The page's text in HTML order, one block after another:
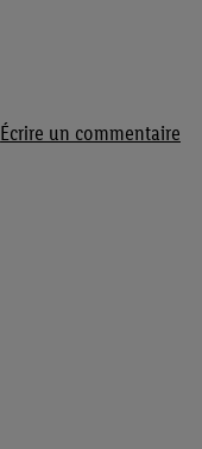
Écrire un commentaire